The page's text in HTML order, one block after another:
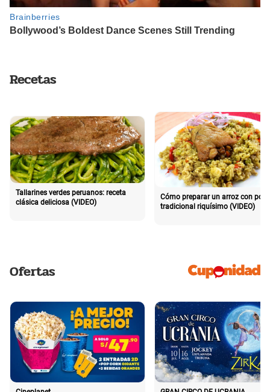
Recetas
Tallarines verdes peruanos: receta
clásica deliciosa (VIDEO)
Cómo preparar un arroz con pollo
tradicional riquísimo (VIDEO)
Ofertas